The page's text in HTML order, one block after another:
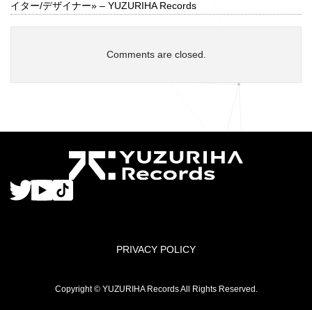
イター/デザイナー» – YUZURIHA Records
Comments are closed.
PRIVACY POLICY
Copyright © YUZURIHA Records All Rights Reserved.